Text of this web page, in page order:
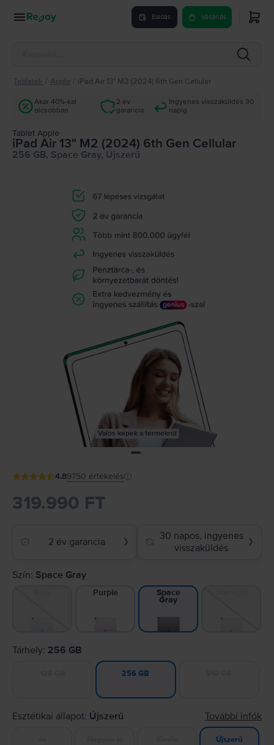
Eladás Vásárlás
Tabletek Apple iPad Air 13" M2 (2024) 6th Gen Cellular
Akár 40%-kal
olcsóbban
2 év
garancia
Ingyenes visszaküldés 30
napig
Tablet Apple
iPad Air 13" M2 (2024) 6th Gen Cellular
256 GB, Space Gray, Újszerű
Valós képek a termékről
4.89750 értékelés
319.990 FT
2 év garancia ❯
30 napos, ingyenes
visszaküldés
❯
Szín: Space Gray
Purple Space
Gray
Tárhely: 256 GB
256 GB
Esztétikai állapot: Újszerű További infók
Újszerű